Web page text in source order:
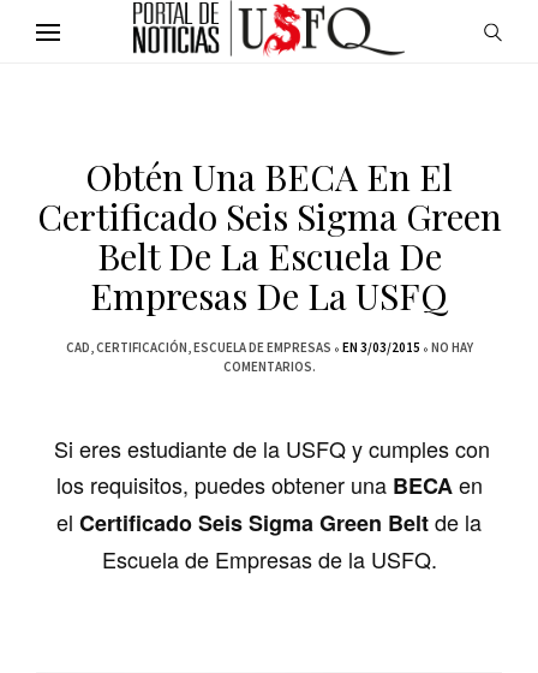
Obtén Una BECA En El
Certificado Seis Sigma Green
Belt De La Escuela De
Empresas De La USFQ
CAD CERTIFICACIÓN ESCUELA DE EMPRESAS EN 3/03/2015
NO HAY
COMENTARIOS.
Si eres estudiante de la USFQ y cumples con
los requisitos, puedes obtener una BECAen
el Certificado Seis Sigma Green Beltde la
Escuela de Empresas de la USFQ.